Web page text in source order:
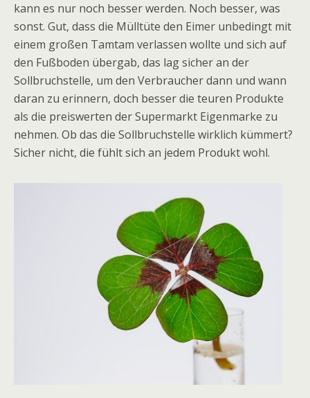
kann es nur noch besser werden. Noch besser, was
sonst. Gut, dass die Mülltüte den Eimer unbedingt mit
einem großen Tamtam verlassen wollte und sich auf
den Fußboden übergab, das lag sicher an der
Sollbruchstelle, um den Verbraucher dann und wann
daran zu erinnern, doch besser die teuren Produkte
als die preiswerten der Supermarkt Eigenmarke zu
nehmen. Ob das die Sollbruchstelle wirklich kümmert?
Sicher nicht, die fühlt sich an jedem Produkt wohl.